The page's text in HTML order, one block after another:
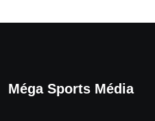
Méga Sports Média